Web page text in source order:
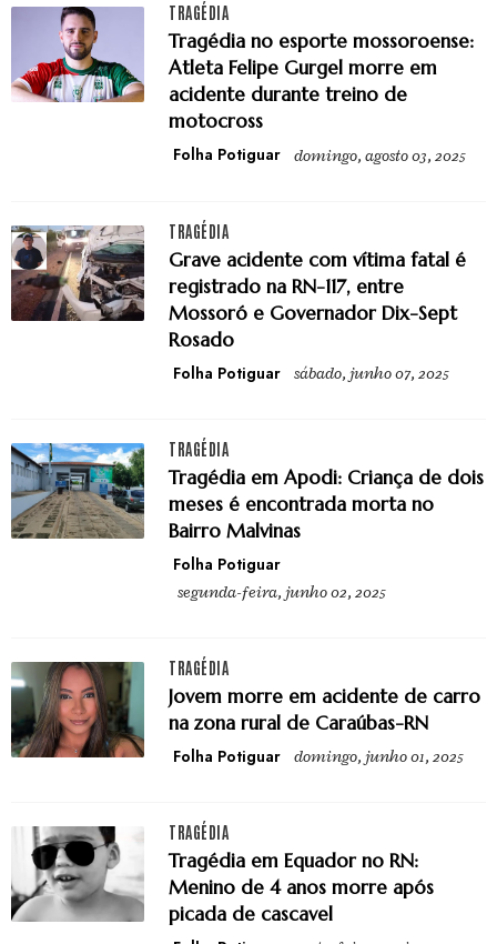
TRAGÉDIA
Tragédia no esporte mossoroense:
Atleta Felipe Gurgel morre em
acidente durante treino de
motocross
Folha Potiguar domingo, agosto 03, 2025
TRAGÉDIA
Grave acidente com vítima fatal é
registrado na RN-117, entre
Mossoró e Governador Dix-Sept
Rosado
Folha Potiguar sábado, junho 07, 2025
TRAGÉDIA
Tragédia em Apodi: Criança de dois
meses é encontrada morta no
Bairro Malvinas
Folha Potiguar
segunda-feira, junho 02, 2025
TRAGÉDIA
Jovem morre em acidente de carro
na zona rural de Caraúbas-RN
Folha Potiguar domingo, junho 01, 2025
TRAGÉDIA
Tragédia em Equador no RN:
Menino de 4 anos morre após
picada de cascavel